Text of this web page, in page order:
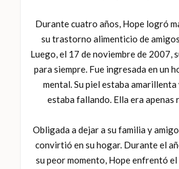
Durante cuatro años, Hope logró
su trastorno alimenticio de
Luego, el 17 de noviembre de 2007,
para siempre. Fue ingresada en un
mental. Su piel estaba amarillenta
estaba fallando. Ella era apenas
Obligada a dejar a su familia y
convirtió en su hogar. Durante el
su peor momento, Hope enfrentó